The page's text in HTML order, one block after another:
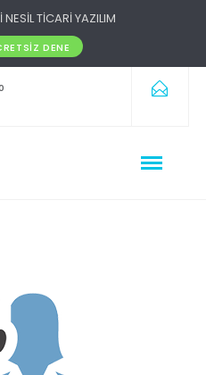
NESİL TİCARİ YAZILIM
DENE